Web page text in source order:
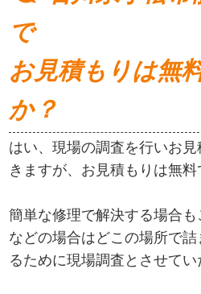
で
お見積もりは無
か？
はい、現場の調査を行いお
きますが、お見積もりは無料
簡単な修理で解決する場合
などの場合はどこの場所で
るために現場調査とさせてい